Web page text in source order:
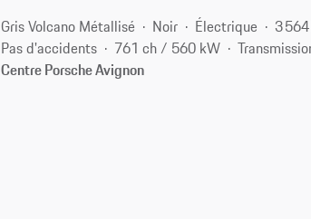
Gris Volcano Métallisé Noir Électrique 3
Pas d'accidents
761 ch / 560 kW
Centre Porsche Avignon